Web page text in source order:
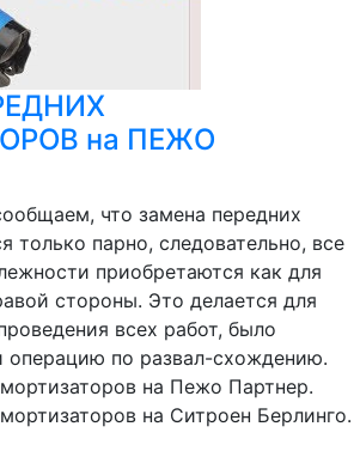
на ПЕЖО
что замена передних
только парно, следовательно, все
приобретаются как для
стороны. Это делается для
всех работ, было
операцию по развал-схождению.
на Пежо Партнер.
на Ситроен Берлинго.